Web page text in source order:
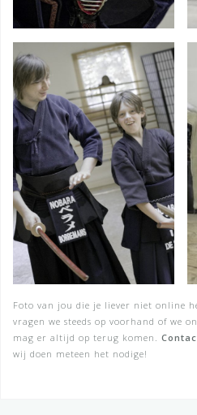
Foto van jou die je liever niet online
vragen we steeds op voorhand of we
mag er altijd op terug komen.
wij doen meteen het nodige!